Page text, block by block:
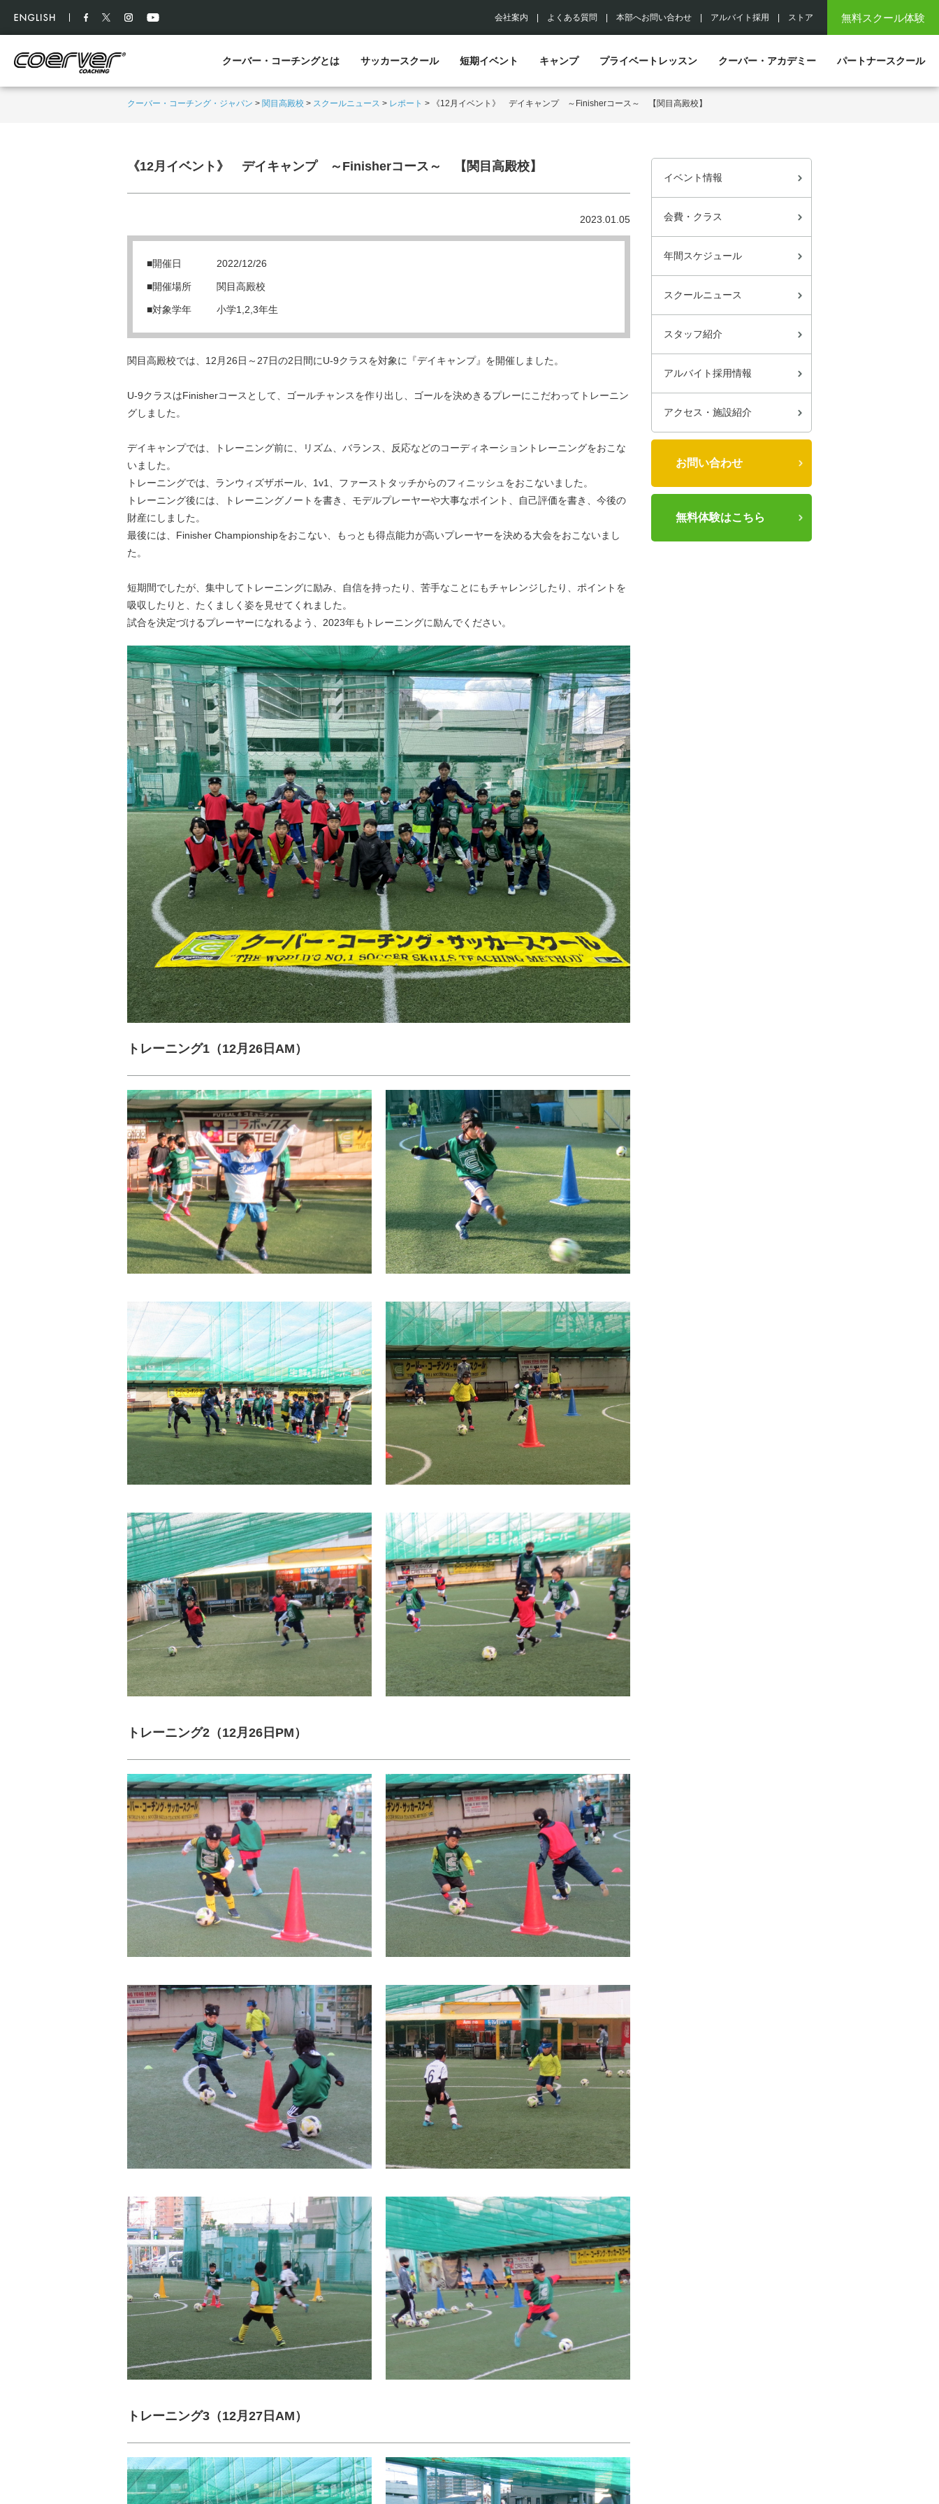
無料スクール体験
会社案内 よくある質問 本部へお問い合わせ アルバイト採用 ストア
クーバー・コーチングとは サッカースクール 短期イベント キャンプ プライベートレッスン クーバー・アカデミー パートナースクール
クーバー・コーチング・ジャパン > 関目高殿校 > スクールニュース > レポート > 《12月イベント》 デイキャンプ ～Finisherコース～ 【関目高殿校】
《12月イベント》 デイキャンプ ～Finisherコース～ 【関目高殿校】
2023.01.05
■開催日 2022/12/26
■開催場所 関目高殿校
■対象学年 小学1,2,3年生
関目高殿校では、12月26日～27日の2日間にU-9クラスを対象に『デイキャンプ』を開催しました。
U-9クラスはFinisherコースとして、ゴールチャンスを作り出し、ゴールを決めきるプレーにこだわってトレーニン
グしました。
デイキャンプでは、トレーニング前に、リズム、バランス、反応などのコーディネーショントレーニングをおこな
いました。
トレーニングでは、ランウィズザボール、1v1、ファーストタッチからのフィニッシュをおこないました。
トレーニング後には、トレーニングノートを書き、モデルプレーヤーや大事なポイント、自己評価を書き、今後の
財産にしました。
最後には、Finisher Championshipをおこない、もっとも得点能力が高いプレーヤーを決める大会をおこないまし
た。
短期間でしたが、集中してトレーニングに励み、自信を持ったり、苦手なことにもチャレンジしたり、ポイントを
吸収したりと、たくましく姿を見せてくれました。
試合を決定づけるプレーヤーになれるよう、2023年もトレーニングに励んでください。
トレーニング1（12月26日AM）
トレーニング2（12月26日PM）
トレーニング3（12月27日AM）
イベント情報
会費・クラス
年間スケジュール
スクールニュース
スタッフ紹介
アルバイト採用情報
アクセス・施設紹介
お問い合わせ
無料体験はこちら